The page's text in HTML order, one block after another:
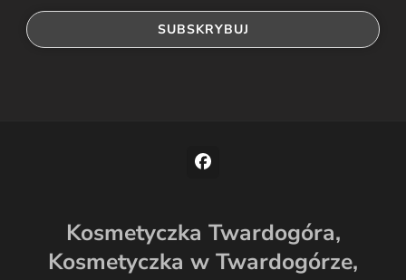
Kosmetyczka Twardogóra,
Kosmetyczka w Twardogórze,